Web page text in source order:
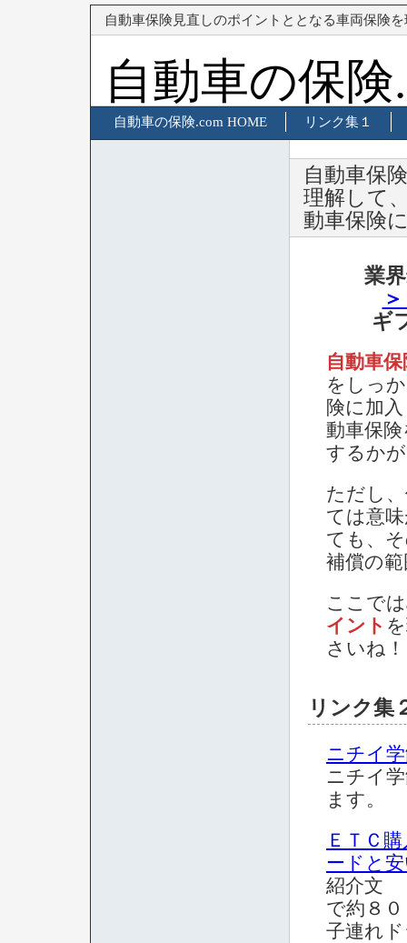
自動車保険見直しのポイントととなる車両保険
自動車の保険
自動車の保険.com HOME リンク集１
自動車保
理解して
動車保険
業
ギ
自動車保
をしっ
険に加
動車保
するか
ただし
ては意
ても、
補償の
ここでは
イント
さいね
リンク集
ニチイ
ニチイ
ます。
ＥＴＣ
ードと
紹介文
で約８
子連れ